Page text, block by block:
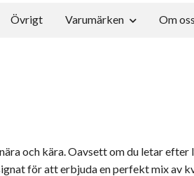
Övrigt Varumärken Om oss
och kära. Oavsett om du letar efter
för att erbjuda en perfekt mix av